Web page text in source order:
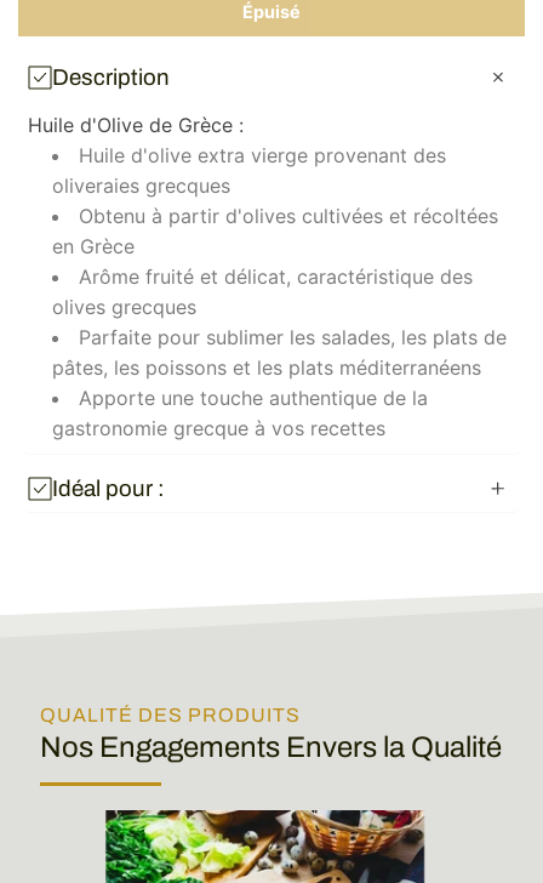
Huile
Kalliston
3L
Huile
Épuisé
Description
Huile d'Olive de Grèce :
Huile d'olive extra vierge provenant des
oliveraies grecques
Obtenu à partir d'olives cultivées et récoltées
en Grèce
Arôme fruité et délicat, caractéristique des
olives grecques
Parfaite pour sublimer les salades, les plats de
pâtes, les poissons et les plats méditerranéens
Apporte une touche authentique de la
gastronomie grecque à vos recettes
Idéal pour :
QUALITÉ DES PRODUITS
Nos Engagements Envers la Qualité